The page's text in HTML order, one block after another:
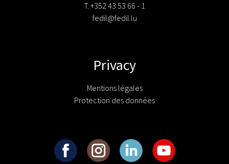
T. +352 43 53 66 - 1
fedil@fedil.lu
Privacy
Mentions légales
Protection des données